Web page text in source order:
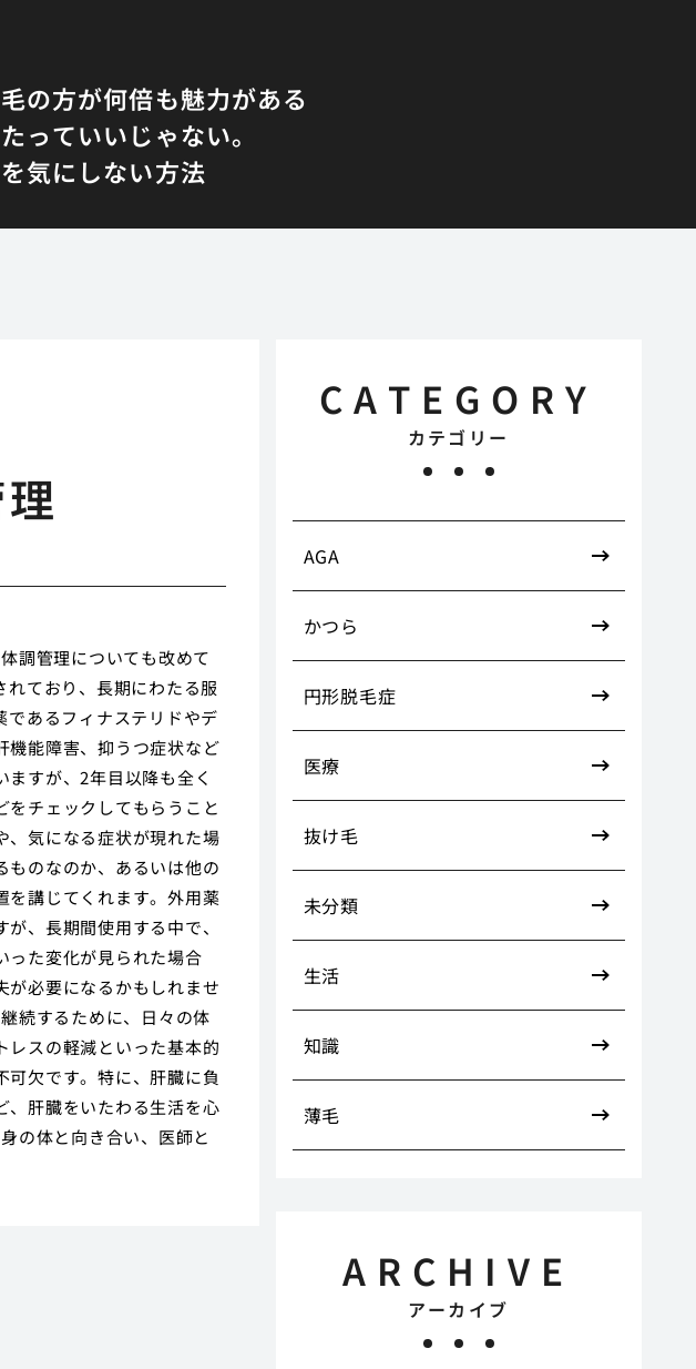
の方が何倍も魅力がある
っていいじゃない。
気にしない方法
調管理についても改めて
ており、長期にわたる服
であるフィナステリドやデ
機能障害、抑うつ症状など
すが、2年目以降も全く
チェックしてもらうこと
、気になる症状が現れた場
ものなのか、あるいは他の
を講じてくれます。外用薬
、長期間使用する中で、
った変化が見られた場合
が必要になるかもしれませ
続するために、日々の体
レスの軽減といった基本的
欠です。特に、肝臓に負
、肝臓をいたわる生活を心
の体と向き合い、医師と
CATEGORY
カテゴリー
AGA
かつら
円形脱毛症
医療
抜け毛
未分類
生活
知識
薄毛
ARCHIVE
アーカイブ